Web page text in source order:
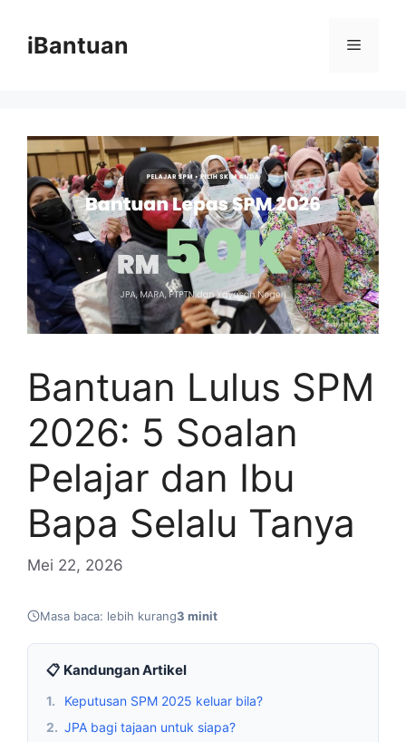
contentiBantuan Menu
Bantuan Lulus SPM
2026: 5 Soalan
Pelajar dan Ibu
Bapa Selalu Tanya
Mei 22, 2026
Masa baca: lebih kurang3 minit
📋 Kandungan Artikel
1.
Keputusan SPM 2025 keluar bila?
2. JPA bagi tajaan untuk siapa?